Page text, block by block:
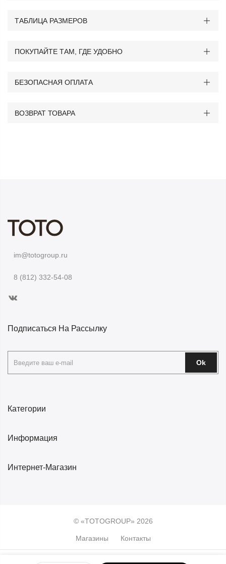
ТАБЛИЦА РАЗМЕРОВ
ПОКУПАЙТЕ ТАМ, ГДЕ УДОБНО
БЕЗОПАСНАЯ ОПЛАТА
ВОЗВРАТ ТОВАРА
im@totogroup.ru
8 (812) 332-54-08
Категории
Информация
Интернет-Магазин
Подписаться На Рассылку
Ok
© «TOTOGROUP» 2026
Магазины Контакты